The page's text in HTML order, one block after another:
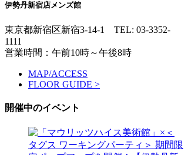
伊勢丹新宿店メンズ館
東京都新宿区新宿3-14-1 TEL: 03-3352-
1111
営業時間：午前10時～午後8時
MAP/ACCESS
FLOOR GUIDE >
開催中のイベント